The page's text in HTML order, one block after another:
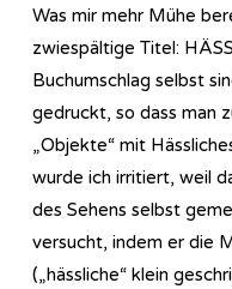
Was mir mehr Mühe
zwiespältige Titel:
Buchumschlag selbst
gedruckt, so dass man
„Objekte“ mit
wurde ich irritiert, weil
des Sehens selbst
versucht, indem er die
(„hässliche“ klein